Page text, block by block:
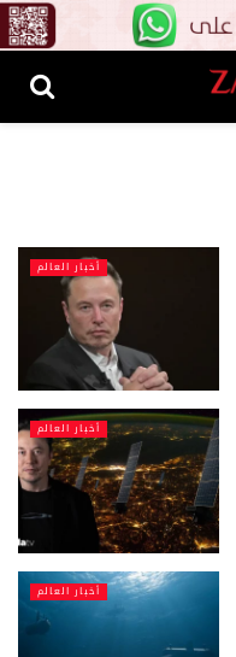
أخبار العالم
أخبار العالم
أخبار العالم